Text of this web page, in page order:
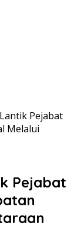
Pejabat
Melalui
Pejabat